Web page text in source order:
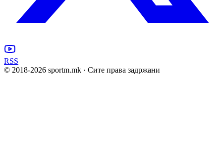
RSS
© 2018-2026 sportm.mk · Сите права задржани